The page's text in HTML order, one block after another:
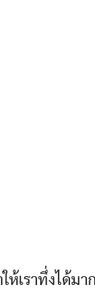
ห้เราทึ่งได้